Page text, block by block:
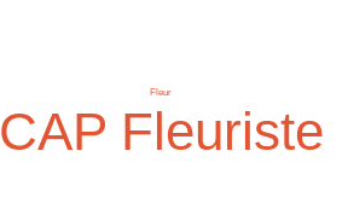
CAP Fleuriste
Fleur